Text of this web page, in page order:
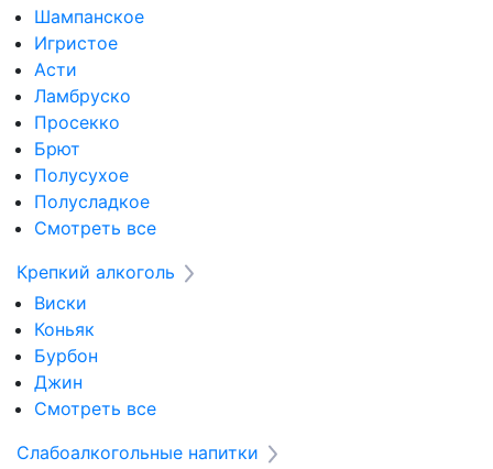
Шампанское
Игристое
Асти
Ламбруско
Просекко
Брют
Полусухое
Полусладкое
Смотреть все
Крепкий алкоголь
Виски
Коньяк
Бурбон
Джин
Смотреть все
Слабоалкогольные напитки